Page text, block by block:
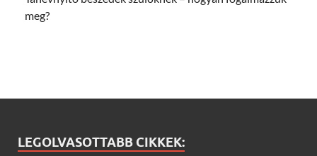
meg?
LEGOLVASOTTABB CIKKEK: